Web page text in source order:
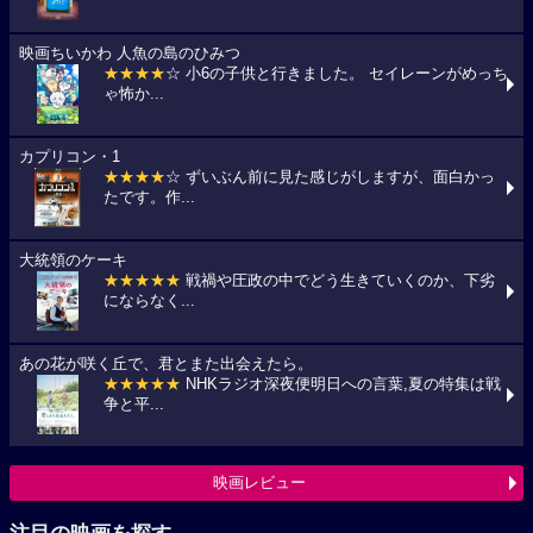
映画ちいかわ 人魚の島のひみつ
★★★★☆ 小6の子供と行きました。 セイレーンがめっち
ゃ怖か...
カプリコン・1
★★★★☆ ずいぶん前に見た感じがしますが、面白かっ
たです。作...
大統領のケーキ
★★★★★ 戦禍や圧政の中でどう生きていくのか、下劣
にならなく...
あの花が咲く丘で、君とまた出会えたら。
★★★★★ NHKラジオ深夜便明日への言葉,夏の特集は戦
争と平...
映画レビュー